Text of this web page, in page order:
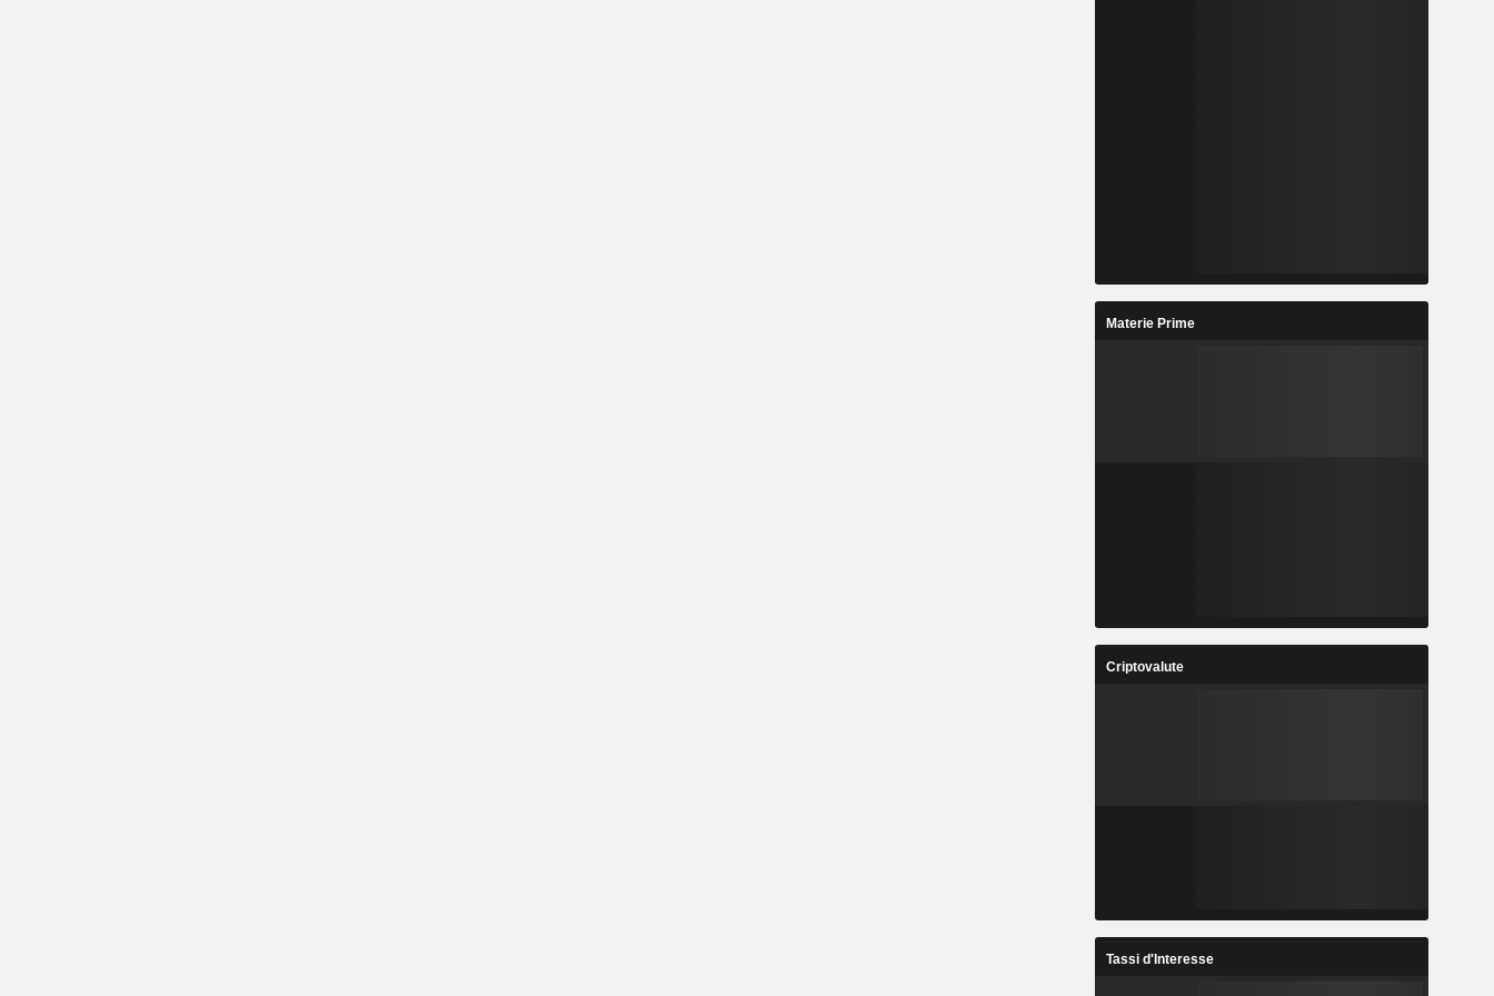
Materie Prime
Criptovalute
Tassi d'Interesse